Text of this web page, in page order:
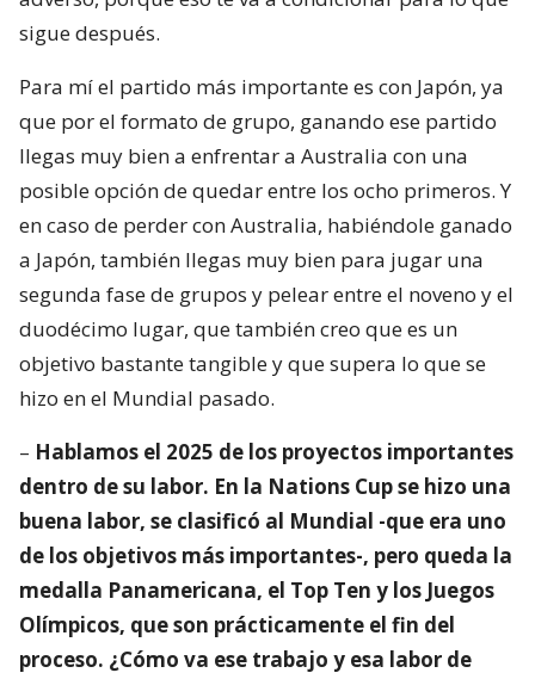
sigue después.
Para mí el partido más importante es con Japón, ya
que por el formato de grupo, ganando ese partido
llegas muy bien a enfrentar a Australia con una
posible opción de quedar entre los ocho primeros. Y
en caso de perder con Australia, habiéndole ganado
a Japón, también llegas muy bien para jugar una
segunda fase de grupos y pelear entre el noveno y el
duodécimo lugar, que también creo que es un
objetivo bastante tangible y que supera lo que se
hizo en el Mundial pasado.
– Hablamos el 2025 de los proyectos importantes
dentro de su labor. En la Nations Cup se hizo una
buena labor, se clasificó al Mundial -que era uno
de los objetivos más importantes-, pero queda la
medalla Panamericana, el Top Ten y los Juegos
Olímpicos, que son prácticamente el fin del
proceso. ¿Cómo va ese trabajo y esa labor de